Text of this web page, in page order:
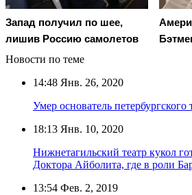
Запад получил по шее,
лишив Россию самолетов
Новости по теме
14:48 Янв. 26, 2020
Умер основатель петербургского
18:13 Янв. 10, 2020
Нижнетагильский театр кукол
Доктора Айболита, где в роли
13:54 Фев. 2, 2019